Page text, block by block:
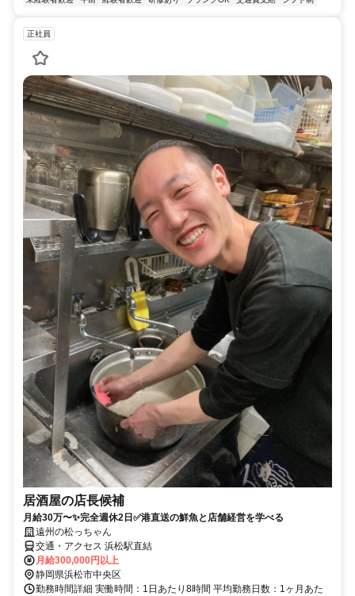
正社員
居酒屋の店長候補
月給30万〜✨完全週休2日✅港直送の鮮魚と店舗経営を学べる
遠州の松っちゃん
交通・アクセス 浜松駅直結
月給300,000円以上
静岡県浜松市中央区
勤務時間詳細 実働時間：1日あたり8時間 平均勤務日数：1ヶ月あた